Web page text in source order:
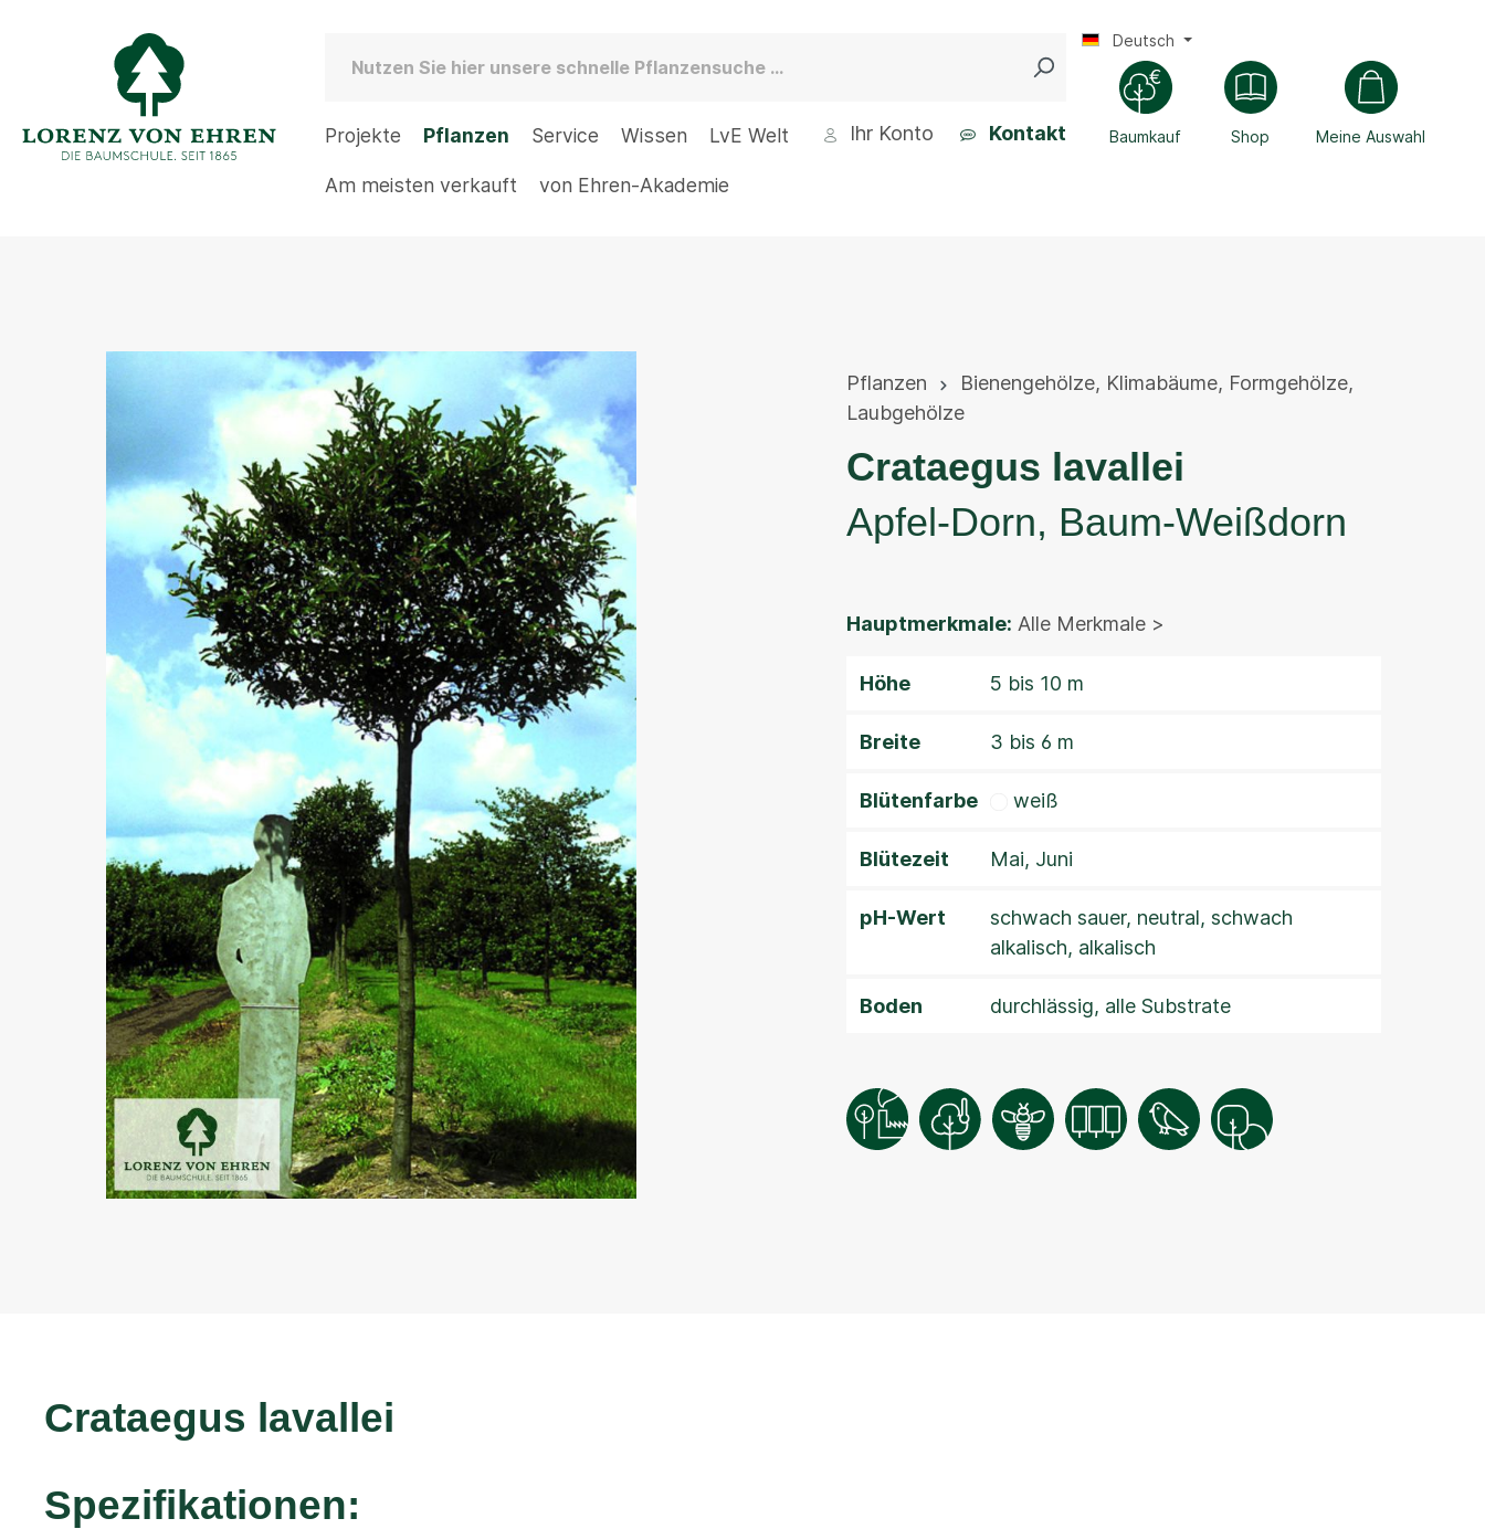
Projekte Pflanzen Service Wissen LvE Welt
Am meisten verkauft von Ehren-Akademie
Ihr Konto Kontakt Baumkauf Shop Meine Auswahl
Deutsch
Pflanzen Bienengehölze, Klimabäume, Formgehölze,
Laubgehölze
Crataegus lavallei
Apfel-Dorn, Baum-Weißdorn
Hauptmerkmale: Alle Merkmale >
Höhe 5 bis 10 m
Breite 3 bis 6 m
Blütenfarbe weiß
Blütezeit Mai, Juni
pH-Wert
schwach sauer, neutral, schwach
alkalisch, alkalisch
Boden durchlässig, alle Substrate
Crataegus lavallei
Spezifikationen: